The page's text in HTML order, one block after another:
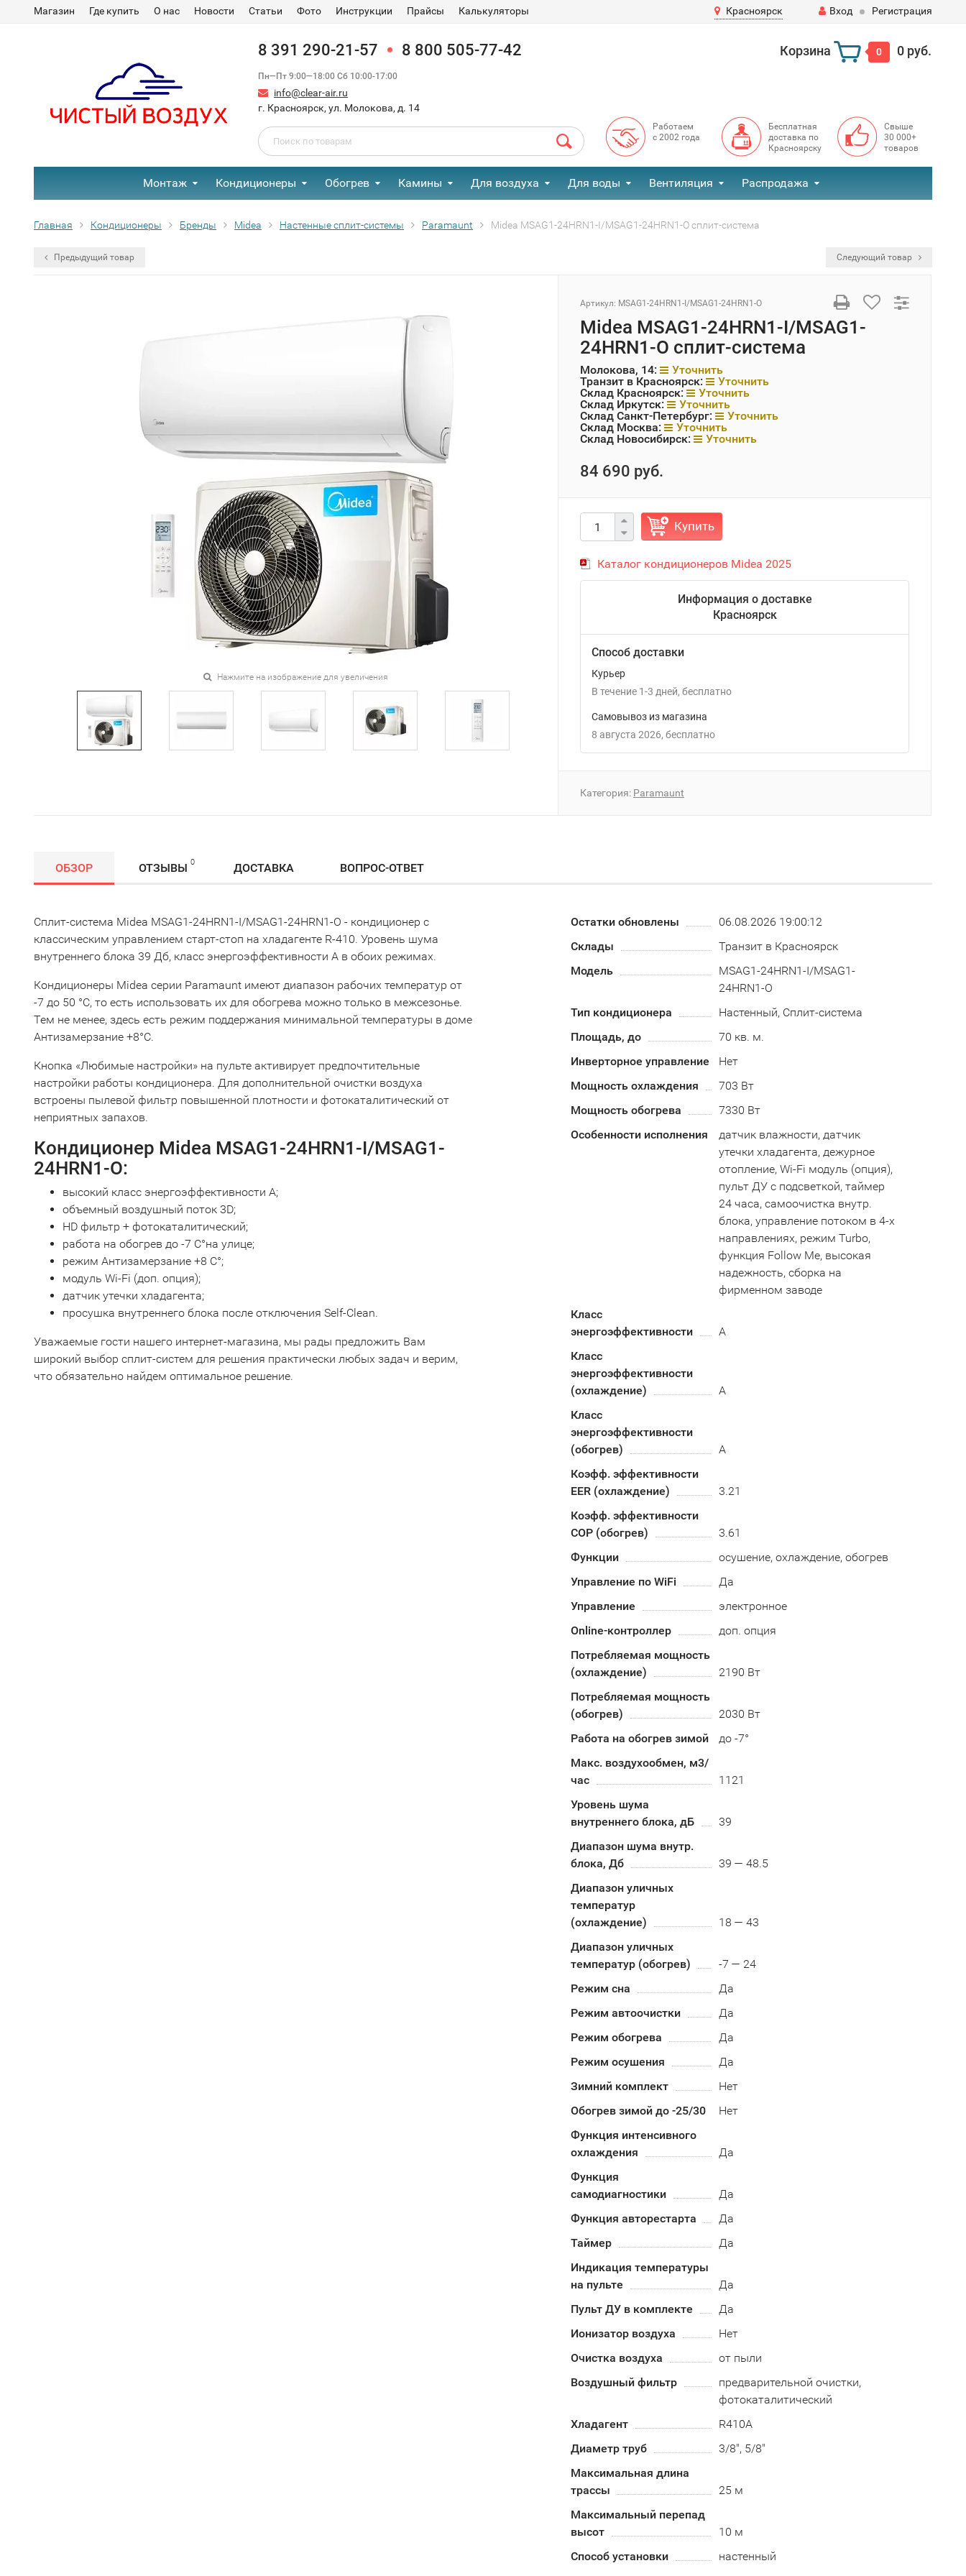
Магазин Где купить О нас Новости Статьи Фото Инструкции Прайсы Калькуляторы Красноярск Вход Регистрация
8 391 290-21-57 8 800 505-77-42
Пн—Пт 9:00—18:00 Сб 10:00-17:00
info@clear-air.ru
г. Красноярск, ул. Молокова, д. 14
Корзина 0 0 руб.
Работаем
с 2002 года
Бесплатная
доставка по
Красноярску
Свыше
30 000+
товаров
Монтаж Кондиционеры Обогрев Камины Для воздуха Для воды Вентиляция Распродажа
Главная Кондиционеры Бренды Midea Настенные сплит-системы Paramaunt Midea MSAG1-24HRN1-I/MSAG1-24HRN1-O сплит-система
Предыдущий товар Следующий товар
Нажмите на изображение для увеличения
Артикул: MSAG1-24HRN1-I/MSAG1-24HRN1-O
Midea MSAG1-24HRN1-I/MSAG1-
24HRN1-O сплит-система
Молокова, 14:
Уточнить
Транзит в Красноярск:
Уточнить
Склад Красноярск:
Уточнить
Склад Иркутск:
Уточнить
Склад Санкт-Петербург:
Уточнить
Склад Москва:
Уточнить
Склад Новосибирск:
Уточнить
84 690 руб.
Купить
Каталог кондиционеров Midea 2025
Информация о доставке
Красноярск
Способ доставки
Курьер
В течение 1-3 дней Бесплатно
Самовывоз из магазина
8 августа 2026
Бесплатно
Категория: Paramaunt
ОБЗОР ОТЗЫВЫ 0 ДОСТАВКА ВОПРОС-ОТВЕТ
Сплит-система Midea MSAG1-24HRN1-I/MSAG1-24HRN1-O - кондиционер с
классическим управлением старт-стоп на хладагенте R-410. Уровень шума
внутреннего блока 39 Дб, класс энергоэффективности A в обоих режимах.
Кондиционеры Midea серии Paramaunt имеют диапазон рабочих температур от
-7 до 50 °С, то есть использовать их для обогрева можно только в межсезонье.
Тем не менее, здесь есть режим поддержания минимальной температуры в доме
Антизамерзание +8°С.
Кнопка «Любимые настройки» на пульте активирует предпочтительные
настройки работы кондиционера. Для дополнительной очистки воздуха
встроены пылевой фильтр повышенной плотности и фотокаталитический от
неприятных запахов.
Кондиционер Midea MSAG1-24HRN1-I/MSAG1-
24HRN1-O:
высокий класс энергоэффективности A;
объемный воздушный поток 3D;
НD фильтр + фотокаталитический;
работа на обогрев до -7 С°на улице;
режим Антизамерзание +8 С°;
модуль Wi-Fi (доп. опция);
датчик утечки хладагента;
просушка внутреннего блока после отключения Self-Clean.
Уважаемые гости нашего интернет-магазина, мы рады предложить Вам
широкий выбор сплит-систем для решения практически любых задач и верим,
что обязательно найдем оптимальное решение.
Остатки обновлены
06.08.2026 19:00:12
Склады
Транзит в Красноярск
Модель
MSAG1-24HRN1-I/MSAG1-
24HRN1-O
Тип кондиционера
Настенный, Сплит-система
Площадь, до
70 кв. м.
Инверторное управление
Нет
Мощность охлаждения
703 Вт
Мощность обогрева
7330 Вт
Особенности исполнения
датчик влажности, датчик
утечки хладагента, дежурное
отопление, Wi-Fi модуль (опция),
пульт ДУ с подсветкой, таймер
24 часа, самоочистка внутр.
блока, управление потоком в 4-х
направлениях, режим Turbo,
функция Follow Me, высокая
надежность, сборка на
фирменном заводе
Класс
энергоэффективности
A
Класс
энергоэффективности
(охлаждение)
А
Класс
энергоэффективности
(обогрев)
A
Коэфф. эффективности
EER (охлаждение)
3.21
Коэфф. эффективности
COP (обогрев)
3.61
Функции
осушение, охлаждение, обогрев
Управление по WiFi
Да
Управление
электронное
Online-контроллер
доп. опция
Потребляемая мощность
(охлаждение)
2190 Вт
Потребляемая мощность
(обогрев)
2030 Вт
Работа на обогрев зимой
до -7°
Макс. воздухообмен, м3/
час
1121
Уровень шума
внутреннего блока, дБ
39
Диапазон шума внутр.
блока, Дб
39 — 48.5
Диапазон уличных
температур
(охлаждение)
18 — 43
Диапазон уличных
температур (обогрев)
-7 — 24
Режим сна
Да
Режим автоочистки
Да
Режим обогрева
Да
Режим осушения
Да
Зимний комплект
Нет
Обогрев зимой до -25/30
Нет
Функция интенсивного
охлаждения
Да
Функция
самодиагностики
Да
Функция авторестарта
Да
Таймер
Да
Индикация температуры
на пульте
Да
Пульт ДУ в комплекте
Да
Ионизатор воздуха
Нет
Очистка воздуха
от пыли
Воздушный фильтр
предварительной очистки,
фотокаталитический
Хладагент
R410А
Диаметр труб
3/8", 5/8"
Максимальная длина
трассы
25 м
Максимальный перепад
высот
10 м
Способ установки
настенный